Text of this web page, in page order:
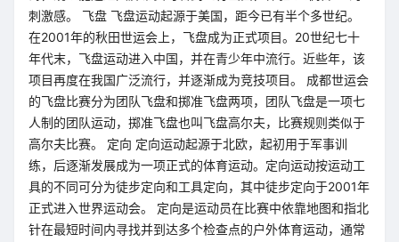
刺激感。 飞盘 飞盘运动起源于美国，距今已有半个多世纪。
在2001年的秋田世运会上，飞盘成为正式项目。20世纪七十
年代末，飞盘运动进入中国，并在青少年中流行。近些年，该
项目再度在我国广泛流行，并逐渐成为竞技项目。 成都世运会
的飞盘比赛分为团队飞盘和掷准飞盘两项，团队飞盘是一项七
人制的团队运动，掷准飞盘也叫飞盘高尔夫，比赛规则类似于
高尔夫比赛。 定向 定向运动起源于北欧，起初用于军事训
练，后逐渐发展成为一项正式的体育运动。定向运动按运动工
具的不同可分为徒步定向和工具定向，其中徒步定向于2001年
正式进入世界运动会。 定向是运动员在比赛中依靠地图和指北
针在最短时间内寻找并到达多个检查点的户外体育运动，通常